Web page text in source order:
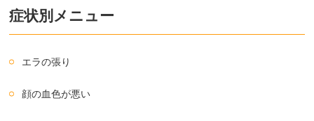
症状別メニュー
エラの張り
顔の血色が悪い